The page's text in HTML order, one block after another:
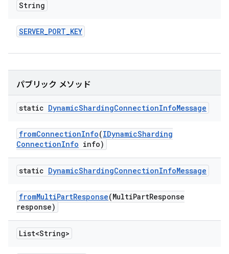
String
SERVER_PORT_KEY
パブリック メソッド
static DynamicShardingConnectionInfoMessage
fromConnectionInfo(IDynamicSharding
ConnectionInfo info)
static DynamicShardingConnectionInfoMessage
fromMultiPartResponse(MultiPartResponse
response)
List<String>